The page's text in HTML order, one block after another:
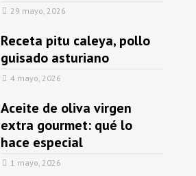
29 mayo, 2026
Receta pitu caleya, pollo
guisado asturiano
4 mayo, 2026
Aceite de oliva virgen
extra gourmet: qué lo
hace especial
1 mayo, 2026